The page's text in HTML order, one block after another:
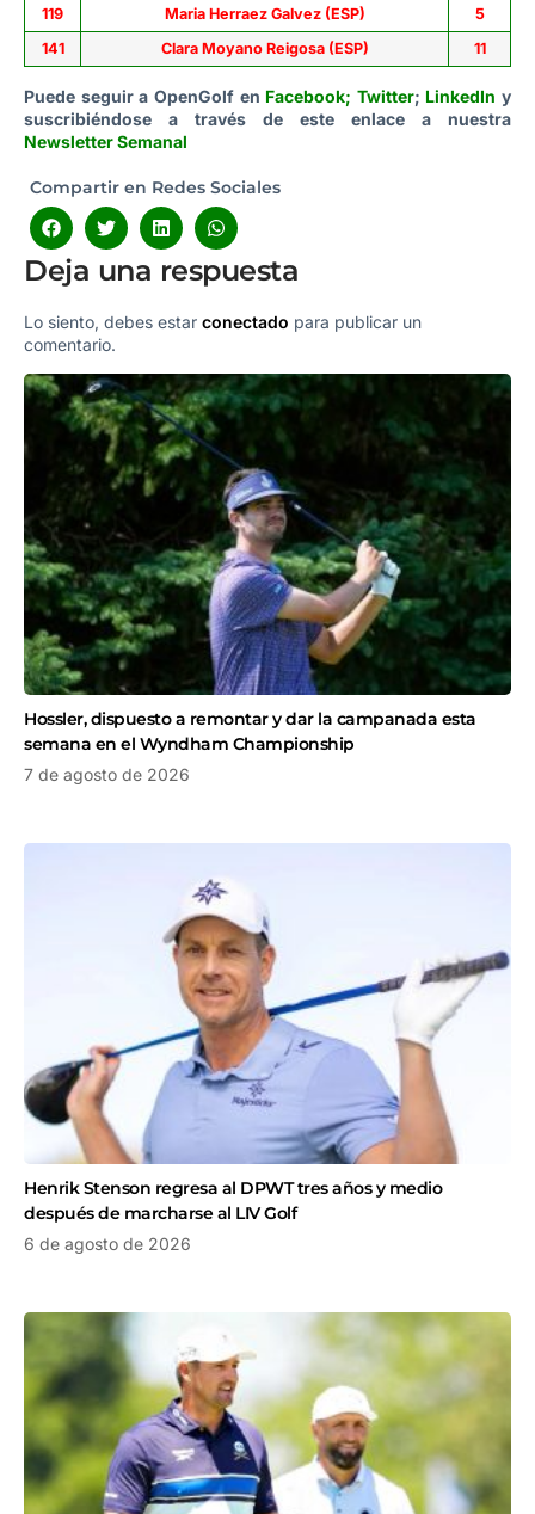
119 Maria Herraez Galvez (ESP)
5
141
Clara Moyano Reigosa (ESP) 11
Puede seguir a OpenGolf en Facebook; Twitter; LinkedIn y
suscribiéndose a través de este enlace a nuestra
Newsletter Semanal
Compartir en Redes Sociales
Deja una respuesta
Lo siento, debes estar conectado para publicar un
comentario.
Hossler, dispuesto a remontar y dar la campanada esta
semana en el Wyndham Championship
7 de agosto de 2026
Henrik Stenson regresa al DPWT tres años y medio
después de marcharse al LIV Golf
6 de agosto de 2026